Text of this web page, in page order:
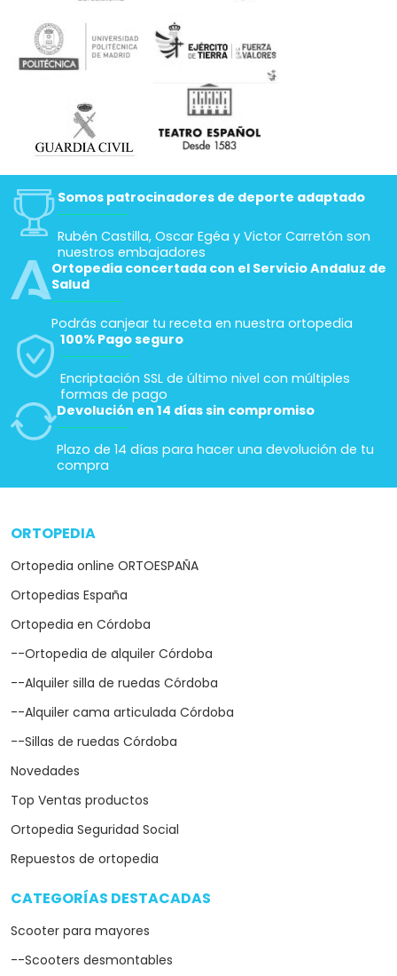
Somos patrocinadores de deporte adaptado
Rubén Castilla, Oscar Egéa y Victor Carretón son
nuestros embajadores
Ortopedia concertada con el Servicio Andaluz de
Salud
Podrás canjear tu receta en nuestra ortopedia
100% Pago seguro
Encriptación SSL de último nivel con múltiples
formas de pago
Devolución en 14 días sin compromiso
Plazo de 14 días para hacer una devolución de tu
compra
ORTOPEDIA
Ortopedia online ORTOESPAÑA
Ortopedias España
Ortopedia en Córdoba
--Ortopedia de alquiler Córdoba
--Alquiler silla de ruedas Córdoba
--Alquiler cama articulada Córdoba
--Sillas de ruedas Córdoba
Novedades
Top Ventas productos
Ortopedia Seguridad Social
Repuestos de ortopedia
CATEGORÍAS DESTACADAS
Scooter para mayores
--Scooters desmontables